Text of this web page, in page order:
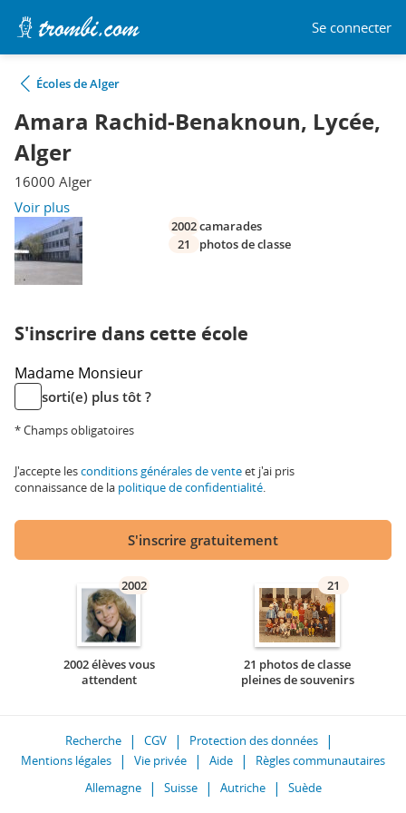
Se connecter
Écoles de Alger
Amara Rachid-Benaknoun, Lycée,
Alger
16000 Alger
Voir plus
2002camarades
21
photos de classe
S'inscrire dans cette école
Madame Monsieur
sorti(e) plus tôt ?
* Champs obligatoires
J'accepte lesconditions générales de venteet j'ai pris
connaissance de la politique de confidentialité.
S'inscrire gratuitement
2002
2002 élèves vous
attendent
21
21 photos de classe
pleines de souvenirs
Recherche CGV
Protection des données
Mentions légales
Vie privée Aide
Règles communautaires
Allemagne
Suisse Autriche Suède